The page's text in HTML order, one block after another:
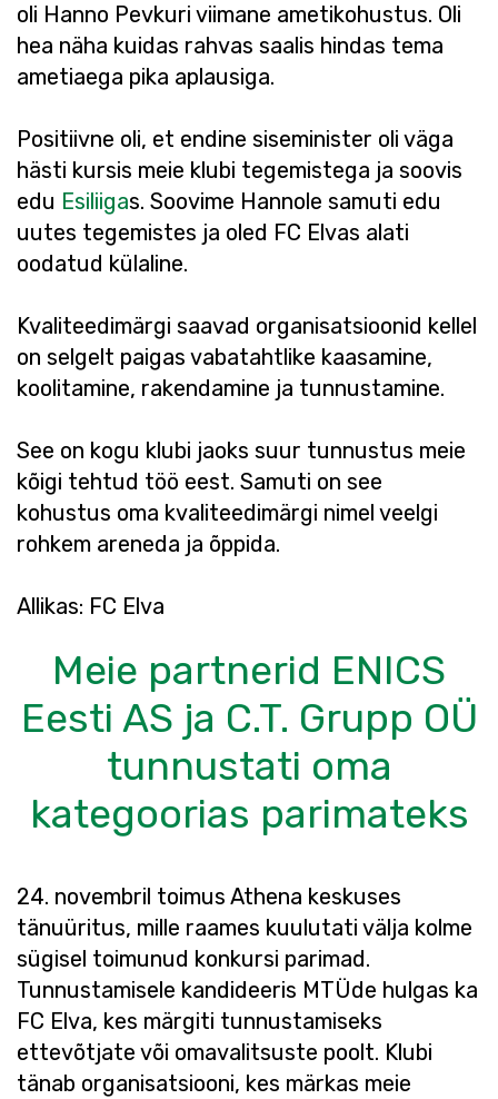
oli Hanno Pevkuri viimane ametikohustus. Oli
hea näha kuidas rahvas saalis hindas tema
ametiaega pika aplausiga.
Positiivne oli, et endine siseminister oli väga
hästi kursis meie klubi tegemistega ja soovis
edu Esiliigas. Soovime Hannole samuti edu
uutes tegemistes ja oled FC Elvas alati
oodatud külaline.
Kvaliteedimärgi saavad organisatsioonid kellel
on selgelt paigas vabatahtlike kaasamine,
koolitamine, rakendamine ja tunnustamine.
See on kogu klubi jaoks suur tunnustus meie
kõigi tehtud töö eest. Samuti on see
kohustus oma kvaliteedimärgi nimel veelgi
rohkem areneda ja õppida.
Allikas: FC Elva
Meie partnerid ENICS
Eesti AS ja C.T. Grupp OÜ
tunnustati oma
kategoorias parimateks
24. novembril toimus Athena keskuses
tänuüritus, mille raames kuulutati välja kolme
sügisel toimunud konkursi parimad.
Tunnustamisele kandideeris MTÜde hulgas ka
FC Elva, kes märgiti tunnustamiseks
ettevõtjate või omavalitsuste poolt. Klubi
tänab organisatsiooni, kes märkas meie